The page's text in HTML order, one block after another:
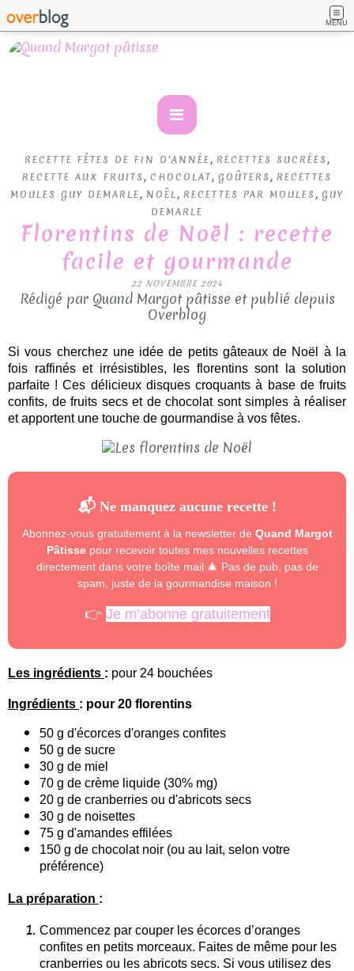
MENU
RECETTE FÊTES DE FIN D'ANNÉE, RECETTES SUCRÉES ,
RECETTE AUX FRUITS , CHOCOLAT, GOÛTERS , RECETTES
MOULES GUY DEMARLE, NOËL, RECETTES PAR MOULES , GUY
DEMARLE
Florentins de Noël : recette
facile et gourmande
22 NOVEMBRE 2024
Rédigé par Quand Margot pâtisse et publié depuis
Overblog
Si vous cherchez une idée de petits gâteaux de Noël à la
fois raffinés et irrésistibles, les florentins sont la solution
parfaite ! Ces délicieux disques croquants à base de fruits
confits, de fruits secs et de chocolat sont simples à réaliser
et apportent une touche de gourmandise à vos fêtes.
📬 Ne manquez aucune recette !
Abonnez-vous gratuitement à la newsletter de Quand Margot
Pâtisse pour recevoir toutes mes nouvelles recettes
directement dans votre boîte mail 🎄 Pas de pub, pas de
spam, juste de la gourmandise maison !
👉 Je m’abonne gratuitement
Les ingrédients : pour 24 bouchées
Ingrédients : pour 20 florentins
50 g d'écorces d'oranges confites
50 g de sucre
30 g de miel
70 g de crème liquide (30% mg)
20 g de cranberries ou d'abricots secs
30 g de noisettes
75 g d'amandes effilées
150 g de chocolat noir (ou au lait, selon votre
préférence)
La préparation :
Commencez par couper les écorces d’oranges
confites en petits morceaux. Faites de même pour les
cranberries ou les abricots secs. Si vous utilisez des